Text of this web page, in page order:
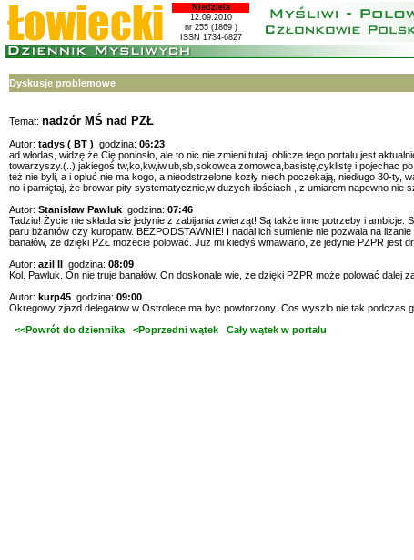
Niedziela
12.09.2010
nr 255 (1869 )
ISSN 1734-6827
Dyskusje problemowe
Temat: nadzór MŚ nad PZŁ
Autor: tadys ( BT ) godzina: 06:23
ad.włodas, widzę,że Cię poniosło, ale to nic nie zmieni tutaj, oblicze tego portalu jest
towarzyszy.(..) jakiegoś tw,ko,kw,iw,ub,sb,sokowca,zomowca,basistę,cyklistę i pojechac
też nie byli, a i opluć nie ma kogo, a nieodstrzelone kozły niech poczekają, niedługo 30-
no i pamiętaj, że browar pity systematycznie,w duzych ilościach , z umiarem napewno nie
Autor: Stanisław Pawluk godzina: 07:46
Tadziu! Życie nie składa sie jedynie z zabijania zwierząt! Są także inne potrzeby i
paru bżantów czy kuropatw. BEZPODSTAWNIE! I nadal ich sumienie nie pozwala na
banałów, że dzięki PZŁ możecie polować. Już mi kiedyś wmawiano, że jedynie PZPR jest
Autor: azil II godzina: 08:09
Kol. Pawluk. On nie truje banałów. On doskonale wie, że dzięki PZPR może polować
Autor: kurp45 godzina: 09:00
Okregowy zjazd delegatow w Ostrolece ma byc powtorzony .Cos wyszlo nie tak podczas
<<Powrót do dziennika
<Poprzedni wątek Cały wątek w portalu